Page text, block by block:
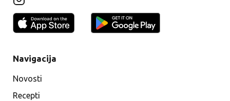
Navigacija
Novosti
Recepti